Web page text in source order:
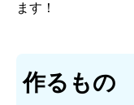
ます！
作るもの